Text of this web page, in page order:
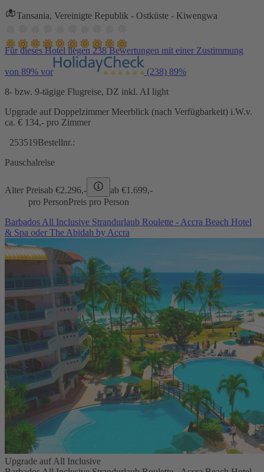
Tansania, Vereinigte Republik - Ostküste - Kiwengwa
Für dieses Hotel liegen 238 Bewertungen mit einer Zustimmung
von 89% vor (238) 89%
8- bzw. 9-tägige Flugreise, DZ inkl. AI light
Upgrade auf Doppelzimmer Meerblick (nach Verfügbarkeit) i.W.v.
ca. € 134,- pro Zimmer
253519Bestellnr.:
Pauschalreise
Alter Preisab €2.296,- ab €1.699,-
pro PersonPreis pro Person
Barbados All Inclusive Strandurlaub Roulette - Accra Beach Hotel
& Spa oder The Abidah by Accra
Upgrade auf All Inclusive